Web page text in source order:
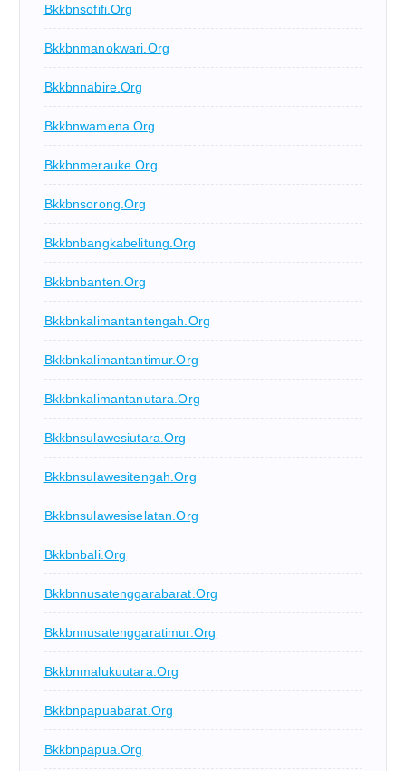
Bkkbnsofifi.org
Bkkbnmanokwari.org
Bkkbnnabire.org
Bkkbnwamena.org
Bkkbnmerauke.org
Bkkbnsorong.org
Bkkbnbangkabelitung.org
Bkkbnbanten.org
Bkkbnkalimantantengah.org
Bkkbnkalimantantimur.org
Bkkbnkalimantanutara.org
Bkkbnsulawesiutara.org
Bkkbnsulawesitengah.org
Bkkbnsulawesiselatan.org
Bkkbnbali.org
Bkkbnnusatenggarabarat.org
Bkkbnnusatenggaratimur.org
Bkkbnmalukuutara.org
Bkkbnpapuabarat.org
Bkkbnpapua.org